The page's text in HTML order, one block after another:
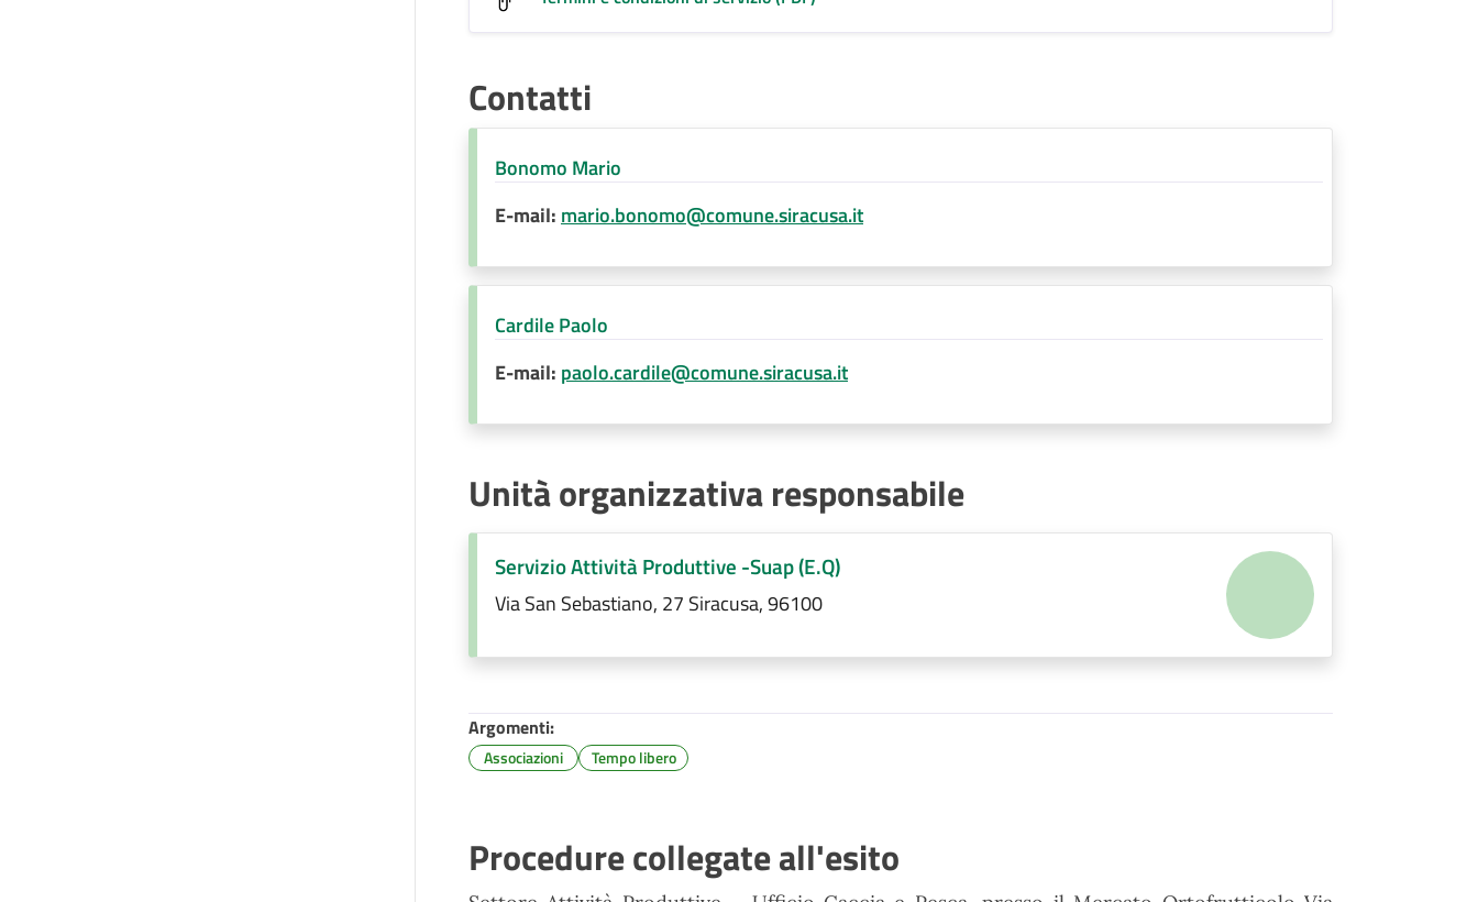
Contatti
Bonomo Mario
E-mail: mario.bonomo@comune.siracusa.it
Cardile Paolo
E-mail: paolo.cardile@comune.siracusa.it
Unità organizzativa responsabile
Servizio Attività Produttive -Suap (E.Q)
Via San Sebastiano, 27 Siracusa, 96100
Argomenti:
Associazioni Tempo libero
Procedure collegate all'esito